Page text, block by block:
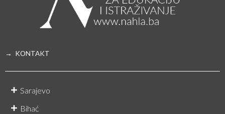
→ KONTAKT
Sarajevo
Bihać